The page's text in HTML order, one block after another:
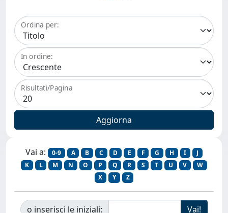
Ordina per:
In ordine:
Risultati/Pagina
Vai a: 0-9 A B C D E F G H I
J
K
L M N O P Q R S T U V
W
X
Y Z
o inserisci le iniziali: